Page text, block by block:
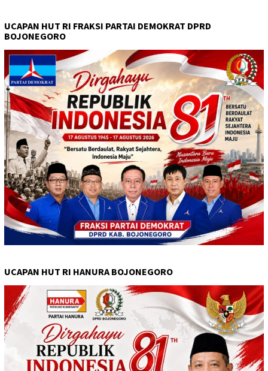
UCAPAN HUT RI FRAKSI PARTAI DEMOKRAT DPRD
BOJONEGORO
UCAPAN HUT RI HANURA BOJONEGORO